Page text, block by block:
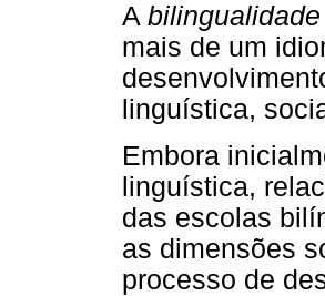
A bilingualidade
mais de um
linguística,
Embora
linguística,
das escolas
as dimensões
processo de